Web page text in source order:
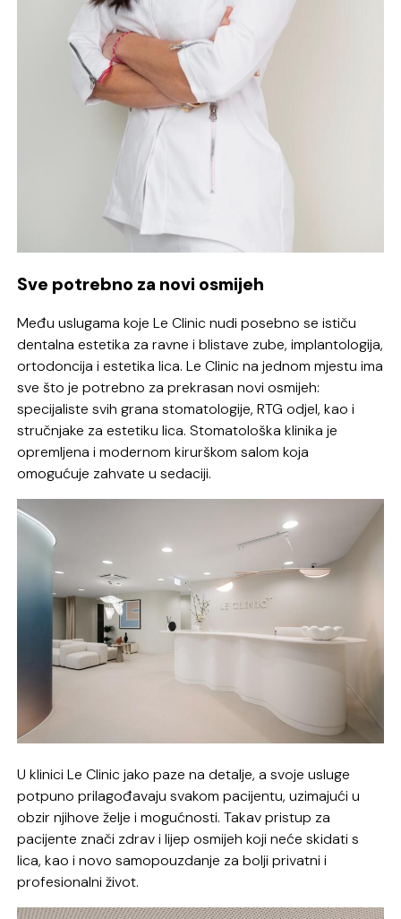
Sve potrebno za novi osmijeh
Među uslugama koje Le Clinic nudi posebno se ističu
dentalna estetika za ravne i blistave zube, implantologija,
ortodoncija i estetika lica. Le Clinic na jednom mjestu ima
sve što je potrebno za prekrasan novi osmijeh:
specijaliste svih grana stomatologije, RTG odjel, kao i
stručnjake za estetiku lica. Stomatološka klinika je
opremljena i modernom kirurškom salom koja
omogućuje zahvate u sedaciji.
U klinici Le Clinic jako paze na detalje, a svoje usluge
potpuno prilagođavaju svakom pacijentu, uzimajući u
obzir njihove želje i mogućnosti. Takav pristup za
pacijente znači zdrav i lijep osmijeh koji neće skidati s
lica, kao i novo samopouzdanje za bolji privatni i
profesionalni život.